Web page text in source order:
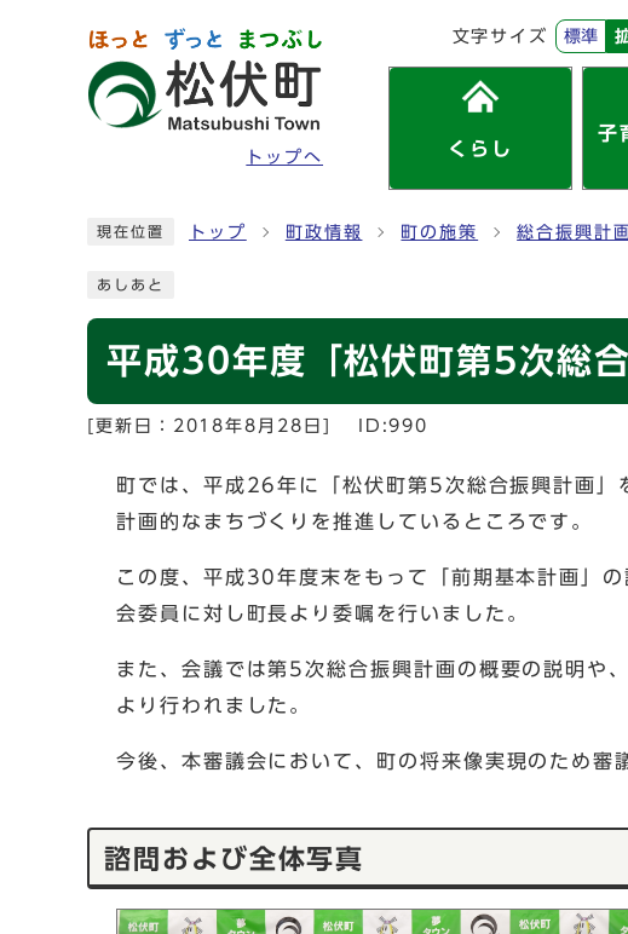
トップへ
文字サイズ 標準
くらし
子
現在位置 トップ 町政情報 町の施策 総合振興計画
あしあと
平成30年度「松伏町第5次総
[更新日： 2018年8月28日 ID:990
町では、平成26年に「松伏町第5次総合振興計画
計画的なまちづくりを推進しているところです。
この度、平成30年度末をもって「前期基本計画」
会委員に対し町長より委嘱を行いました。
また、会議では第5次総合振興計画の概要の説明や
より行われました。
今後、本審議会において、町の将来像実現のため審
諮問および全体写真